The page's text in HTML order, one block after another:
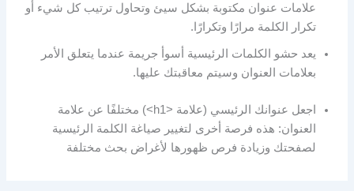
علامات عنوان مكتوبة بشكل سيئ وتحاول ترتيب كل شيء أو
تكرار الكلمة مرارًا وتكرارًا.
يعد حشو الكلمات الرئيسية أسوأ جريمة عندما يتعلق الأمر
بعلامات العنوان وسيتم معاقبتك عليها.
اجعل عنوانك الرئيسي (علامة <h1>) مختلفًا عن علامة
العنوان: هذه فرصة أخرى لتغيير صياغة الكلمة الرئيسية
لصفحتك وزيادة فرص ظهورها لأغراض بحث مختلفة